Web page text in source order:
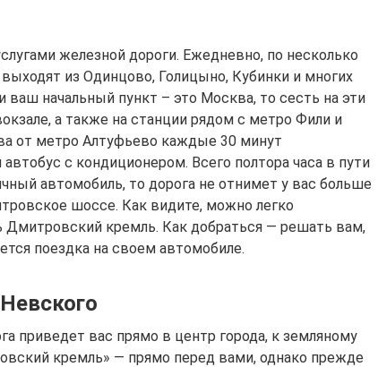
железной дороги. Ежедневно, по несколько
из Одинцово, Голицыно, Кубинки и многих
ваш начальный пункт – это Москва, то сесть на эти
а также на станции рядом с метро Фили и
от метро Алтуфьево каждые 30 минут
с кондиционером. Всего полтора часа в пути
автомобиль, то дорога не отнимет у вас больше
шоссе. Как видите, можно легко
Дмитровский кремль. Как добраться — решать вам,
поездка на своем автомобиле.
приведет вас прямо в центр города, к земляному
кремль» — прямо перед вами, однако прежде